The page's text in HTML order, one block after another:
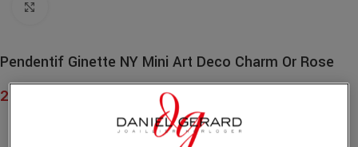
Pendentif Ginette NY Mini Art Deco Charm Or Rose
290.00